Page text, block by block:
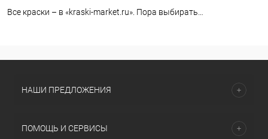
Все краски – в «kraski-market.ru». Пора выбирать…
НАШИ ПРЕДЛОЖЕНИЯ
ПОМОЩЬ И СЕРВИСЫ